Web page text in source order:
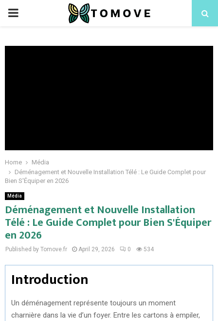
PRIMARY
Home
Média
Déménagement et Nouvelle Installation Télé : Le Guide Complet pour
Bien S'Équiper en 2026
Média
Déménagement et Nouvelle Installation
Télé : Le Guide Complet pour Bien S'Équiper
en 2026
Published by Tomove.fr April 29, 2026 0 534
Introduction
Un déménagement représente toujours un moment
charnière dans la vie d’un foyer. Entre les cartons à empiler,